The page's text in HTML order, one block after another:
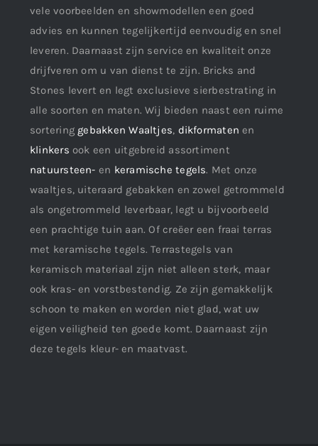
vele voorbeelden en showmodellen een goed
advies en kunnen tegelijkertijd eenvoudig en snel
leveren. Daarnaast zijn service en kwaliteit onze
drijfveren om u van dienst te zijn. Bricks and
Stones levert en legt exclusieve sierbestrating in
alle soorten en maten. Wij bieden naast een ruime
sortering gebakken Waaltjes, dikformaten en
klinkers ook een uitgebreid assortiment
natuursteen- en keramische tegels. Met onze
waaltjes, uiteraard gebakken en zowel getrommeld
als ongetrommeld leverbaar, legt u bijvoorbeeld
een prachtige tuin aan. Of creëer een fraai terras
met keramische tegels. Terrastegels van
keramisch materiaal zijn niet alleen sterk, maar
ook kras- en vorstbestendig. Ze zijn gemakkelijk
schoon te maken en worden niet glad, wat uw
eigen veiligheid ten goede komt. Daarnaast zijn
deze tegels kleur- en maatvast.